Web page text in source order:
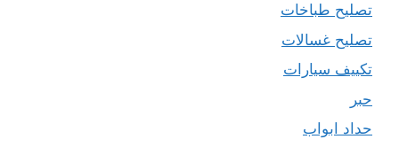
تصليح طباخات
تصليح غسالات
تكييف سيارات
حبر
حداد ابواب